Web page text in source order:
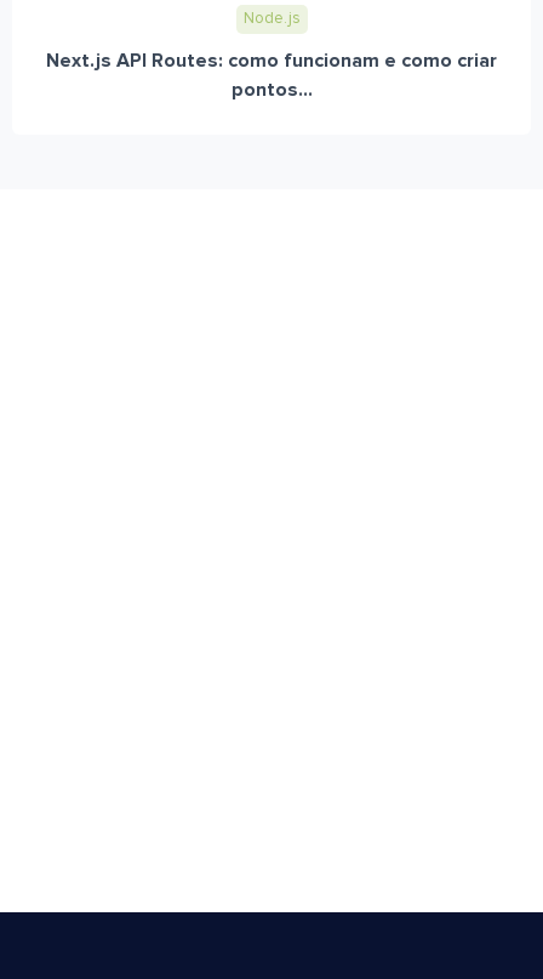
Node.js
Next.js API Routes: como funcionam e como criar
pontos...